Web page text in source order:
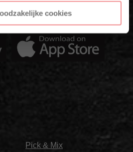
cookies
het gemak zelf!
Pick & Mix